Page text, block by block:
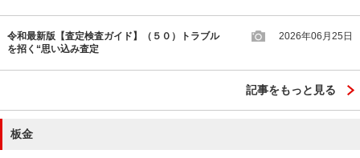
令和最新版【査定検査ガイド】（５０）トラブル
を招く“思い込み査定
2026年06月25日
記事をもっと見る
板金